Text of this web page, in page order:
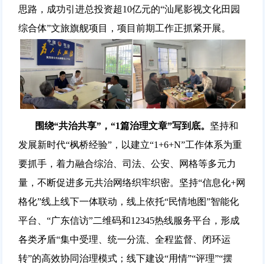
思路，成功引进总投资超10亿元的“汕尾影视文化田园
综合体”文旅旗舰项目，项目前期工作正抓紧开展。
围绕“共治共享”，“1篇治理文章”写到底。 坚持和
发展新时代“枫桥经验”，以建立“1+6+N”工作体系为重
要抓手，着力融合综治、司法、公安、网格等多元力
量，不断促进多元共治网络织牢织密。坚持“信息化+网
格化”线上线下一体联动，线上依托“民情地图”智能化
平台、“广东信访”二维码和12345热线服务平台，形成
各类矛盾“集中受理、统一分流、全程监督、闭环运
转”的高效协同治理模式；线下建设“用情”“评理”“摆